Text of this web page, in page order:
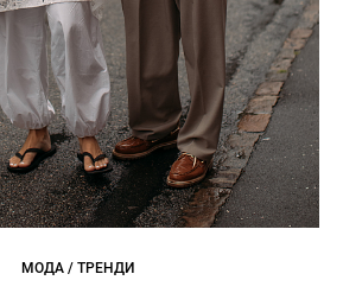
МОДА / ТРЕНДИ